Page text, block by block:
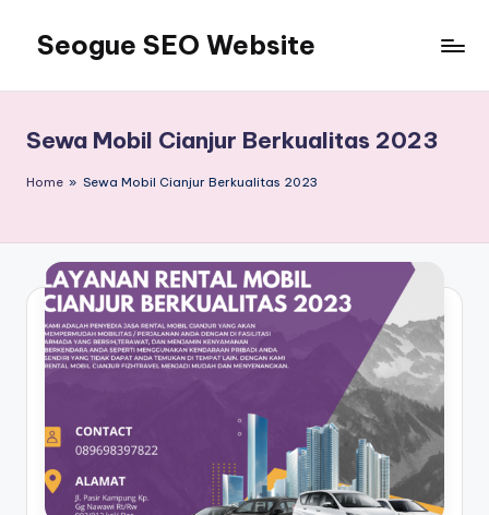
content
Seogue SEO Website
Master
Ahli
dan
Murah
Terbaik
Bergaransi
Sewa Mobil Cianjur Berkualitas 2023
Home » Sewa Mobil Cianjur Berkualitas 2023